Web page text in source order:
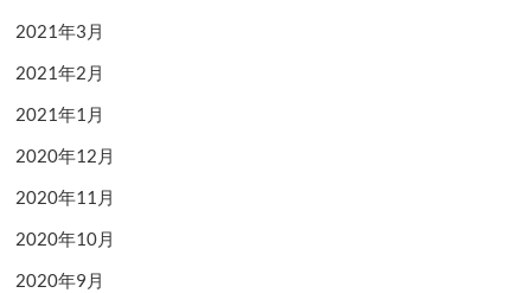
2021年3月
2021年2月
2021年1月
2020年12月
2020年11月
2020年10月
2020年9月